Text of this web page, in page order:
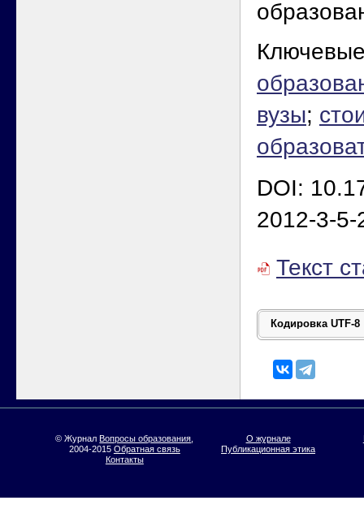
вузы;
DOI:
2012-3-5-
Текст
© ЖурналВопросы образования
2004-2015 Обратная связь
О журнале
Публикационная этика
Контакты